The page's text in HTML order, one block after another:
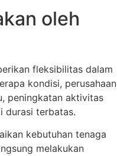
oleh
fleksibilitas dalam
kondisi, perusahaan
peningkatan aktivitas
durasi terbatas.
kebutuhan tenaga
melakukan